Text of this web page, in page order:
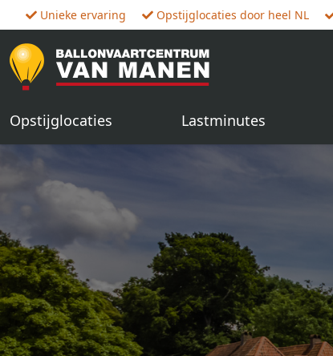
Unieke ervaring Opstijglocaties door heel NL
Opstijglocaties Lastminutes